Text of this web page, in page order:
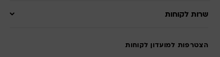
שרות לקוחות
הצטרפות למועדון לקוחות